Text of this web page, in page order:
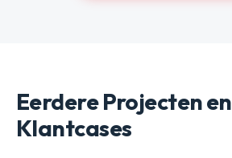
Eerdere Projecten en
Klantcases